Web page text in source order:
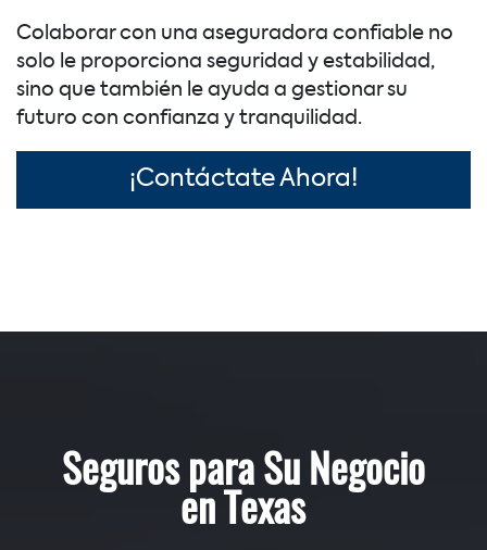
Colaborar con una aseguradora confiable no
solo le proporciona seguridad y estabilidad,
sino que también le ayuda a gestionar su
futuro con confianza y tranquilidad.
¡Contáctate Ahora!
Seguros para Su Negocio
en Texas